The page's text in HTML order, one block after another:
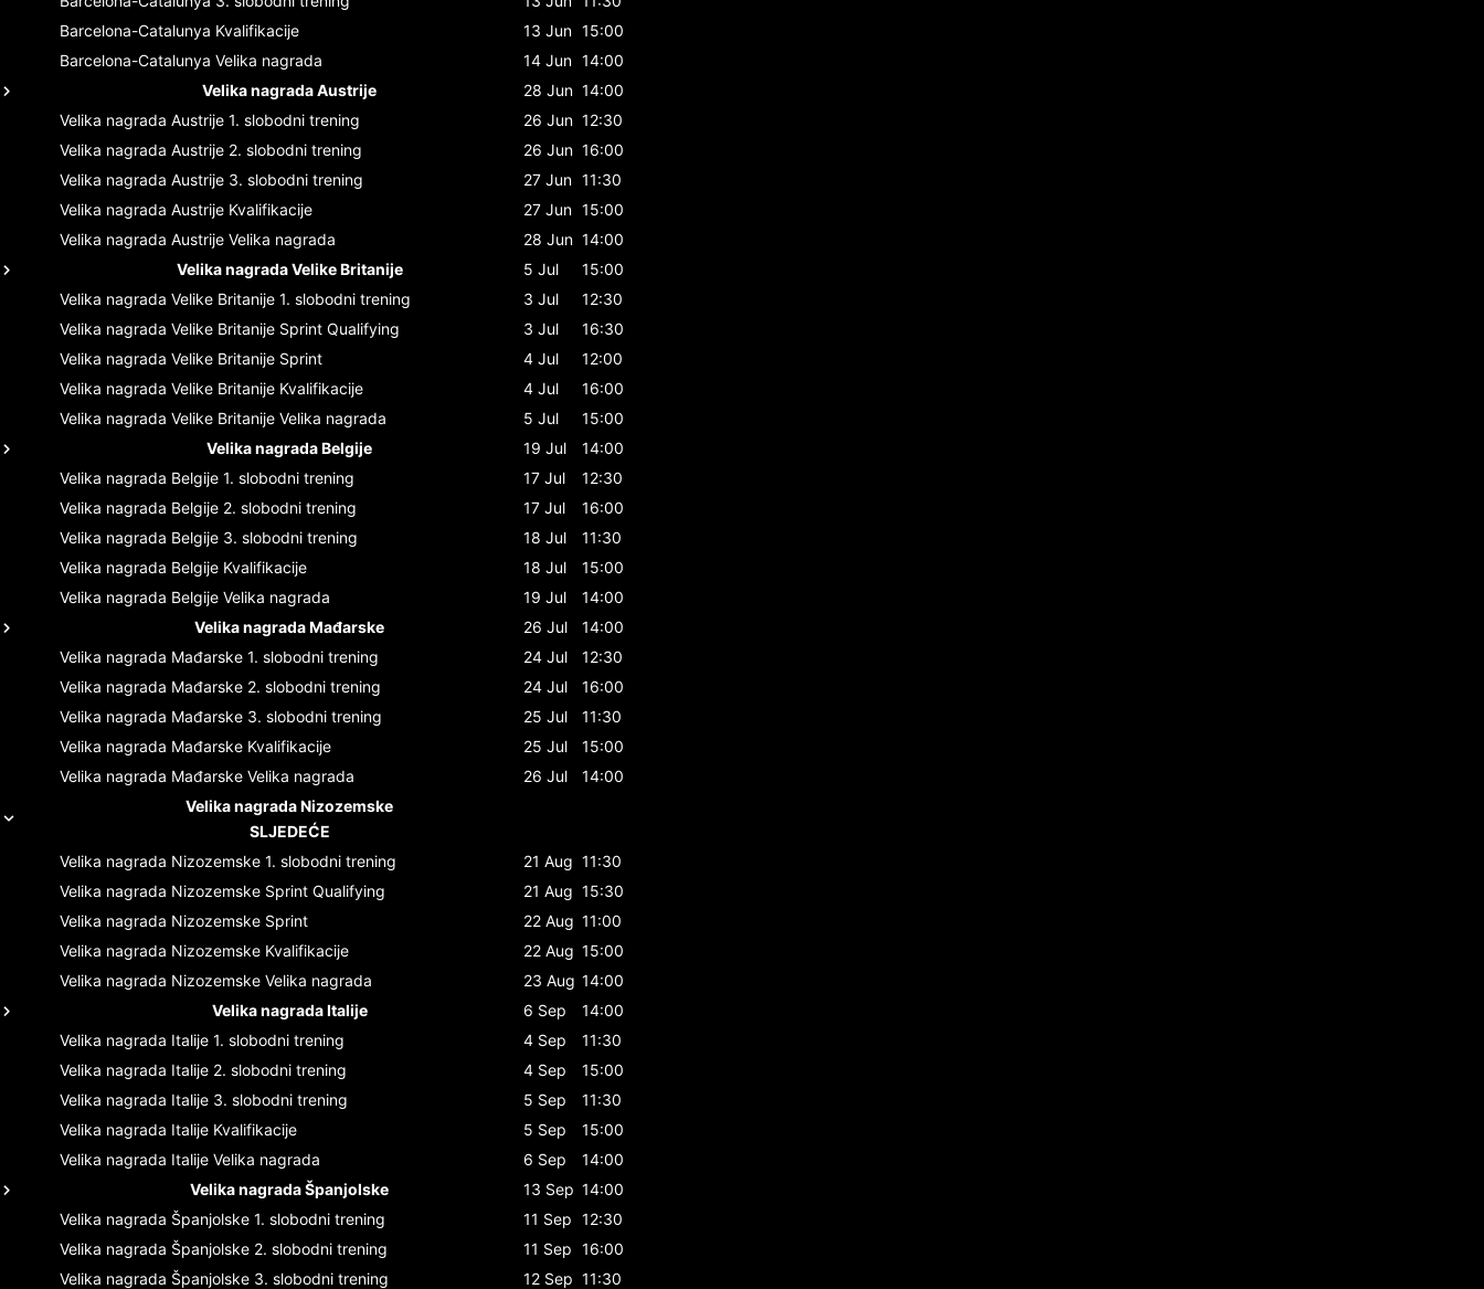
Barcelona-Catalunya Kvalifikacije 13 Jun 15:00
Barcelona-Catalunya Velika nagrada 14 Jun 14:00
Velika nagrada Austrije
28 Jun 14:00
Velika nagrada Austrije 1. slobodni trening 26 Jun 12:30
Velika nagrada Austrije 2. slobodni trening 26 Jun 16:00
Velika nagrada Austrije 3. slobodni trening 27 Jun 11:30
Velika nagrada Austrije Kvalifikacije 27 Jun 15:00
Velika nagrada Austrije Velika nagrada 28 Jun 14:00
Velika nagrada Velike Britanije
5 Jul
15:00
Velika nagrada Velike Britanije 1. slobodni trening 3 Jul
12:30
Velika nagrada Velike Britanije Sprint Qualifying 3 Jul
16:30
Velika nagrada Velike Britanije Sprint 4 Jul
12:00
Velika nagrada Velike Britanije Kvalifikacije 4 Jul
16:00
Velika nagrada Velike Britanije Velika nagrada 5 Jul
15:00
Velika nagrada Belgije
19 Jul
14:00
Velika nagrada Belgije 1. slobodni trening 17 Jul
12:30
Velika nagrada Belgije 2. slobodni trening 17 Jul
16:00
Velika nagrada Belgije 3. slobodni trening 18 Jul
11:30
Velika nagrada Belgije Kvalifikacije 18 Jul
15:00
Velika nagrada Belgije Velika nagrada 19 Jul
14:00
Velika nagrada Mađarske
26 Jul
14:00
Velika nagrada Mađarske 1. slobodni trening 24 Jul
12:30
Velika nagrada Mađarske 2. slobodni trening 24 Jul
16:00
Velika nagrada Mađarske 3. slobodni trening 25 Jul
11:30
Velika nagrada Mađarske Kvalifikacije 25 Jul
15:00
Velika nagrada Mađarske Velika nagrada 26 Jul
14:00
Velika nagrada Nizozemske
SLJEDEĆE
Velika nagrada Nizozemske 1. slobodni trening 21 Aug 11:30
Velika nagrada Nizozemske Sprint Qualifying 21 Aug 15:30
Velika nagrada Nizozemske Sprint 22 Aug 11:00
Velika nagrada Nizozemske Kvalifikacije 22 Aug 15:00
Velika nagrada Nizozemske Velika nagrada 23 Aug 14:00
Velika nagrada Italije
6 Sep
14:00
Velika nagrada Italije 1. slobodni trening 4 Sep
11:30
Velika nagrada Italije 2. slobodni trening 4 Sep
15:00
Velika nagrada Italije 3. slobodni trening 5 Sep
11:30
Velika nagrada Italije Kvalifikacije 5 Sep
15:00
Velika nagrada Italije Velika nagrada 6 Sep
14:00
Velika nagrada Španjolske
13 Sep 14:00
Velika nagrada Španjolske 1. slobodni trening 11 Sep 12:30
Velika nagrada Španjolske 2. slobodni trening 11 Sep 16:00
Velika nagrada Španjolske 3. slobodni trening 12 Sep 11:30